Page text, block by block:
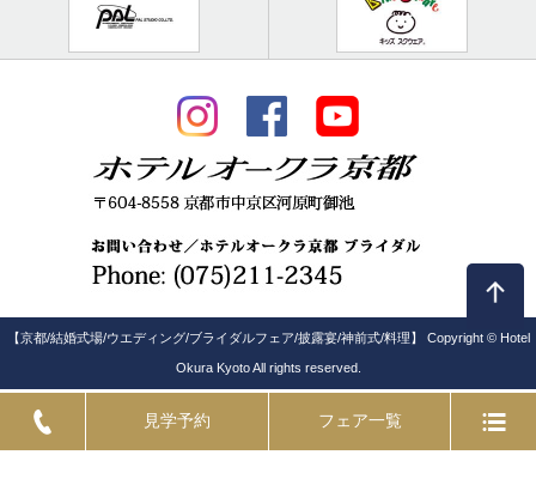
見学予約 フェア一覧
【京都/結婚式場/ウエディング/ブライダルフェア/披露宴/神前式/料理】 Copyright © Hotel
Okura Kyoto All rights reserved.